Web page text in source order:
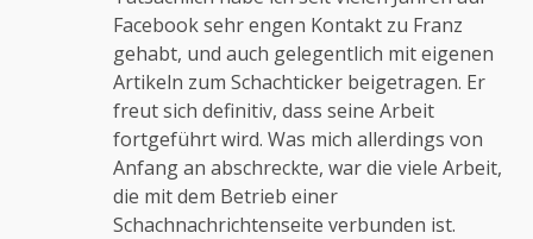
Anti-Spam von CleanTalk
Facebook sehr engen Kontakt zu Franz
gehabt, und auch gelegentlich mit eigenen
Artikeln zum Schachticker beigetragen. Er
freut sich definitiv, dass seine Arbeit
fortgeführt wird. Was mich allerdings von
Anfang an abschreckte, war die viele Arbeit,
die mit dem Betrieb einer
Schachnachrichtenseite verbunden ist.